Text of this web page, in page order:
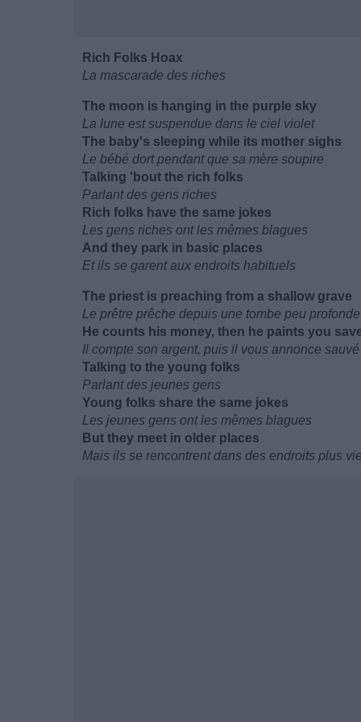
Rich Folks Hoax
La mascarade des riches
The moon is hanging in the purple sky
La lune est suspendue dans le ciel violet
The baby's sleeping while its mother sighs
Le bébé dort pendant que sa mère soupire
Talking 'bout the rich folks
Parlant des gens riches
Rich folks have the same jokes
Les gens riches ont les mêmes blagues
And they park in basic places
Et ils se garent aux endroits habituels
The priest is preaching from a shallow grave
Le prêtre prêche depuis une tombe peu profonde
He counts his money, then he paints you
Il compte son argent, puis il vous annonce sauvé
Talking to the young folks
Parlant des jeunes gens
Young folks share the same jokes
Les jeunes gens ont les mêmes blagues
But they meet in older places
Mais ils se rencontrent dans des endroits plus